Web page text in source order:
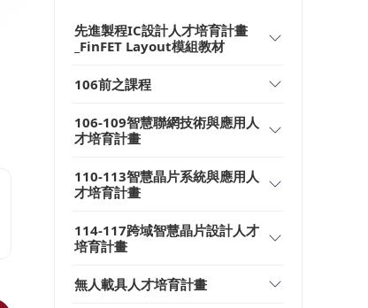
先進製程IC設計人才培育計畫
_FinFET Layout模組教材
106前之課程
106-109智慧聯網技術與應用人
才培育計畫
110-113智慧晶片系統與應用人
才培育計畫
114-117跨域智慧晶片設計人才
培育計畫
無人載具人才培育計畫